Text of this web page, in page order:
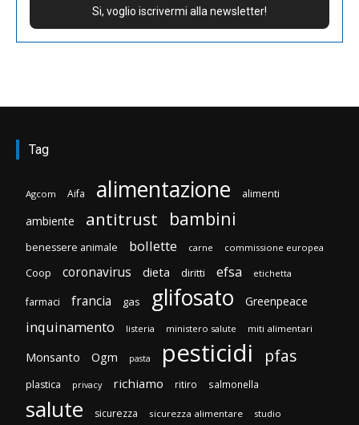
Tag
Agcom Aifa alimentazione alimenti
ambiente antitrust bambini
benessere animale bollette carne commissione europea
Coop coronavirus dieta diritti efsa etichetta
farmaci francia gas glifosato Greenpeace
inquinamento listeria ministero salute miti alimentari
Monsanto Ogm pasta pesticidi pfas
plastica privacy richiamo ritiro salmonella
salute sicurezza sicurezza alimentare studio